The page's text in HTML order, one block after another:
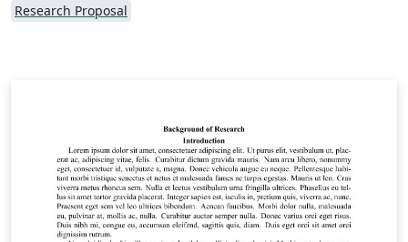
Research Proposal